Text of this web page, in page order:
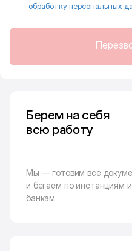
обработку персональных
Берем на себя
всю работу
Мы — готовим все
и бегаем по инстанциям и
банкам.